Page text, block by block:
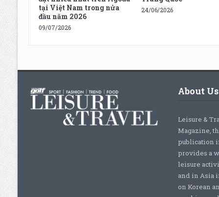
tại Việt Nam trong nửa
đầu năm 2026
09/07/2026
24/06/2026
About Us
Leisure &
Magazine,
publication
provides a
leisure
and in Asia
on Korean